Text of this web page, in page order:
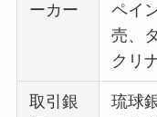
ーカー
ペイ
売、
クリ
取引銀
琉球